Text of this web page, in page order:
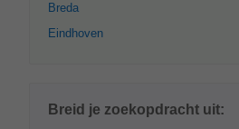
Breda
Eindhoven
Breid je zoekopdracht uit: